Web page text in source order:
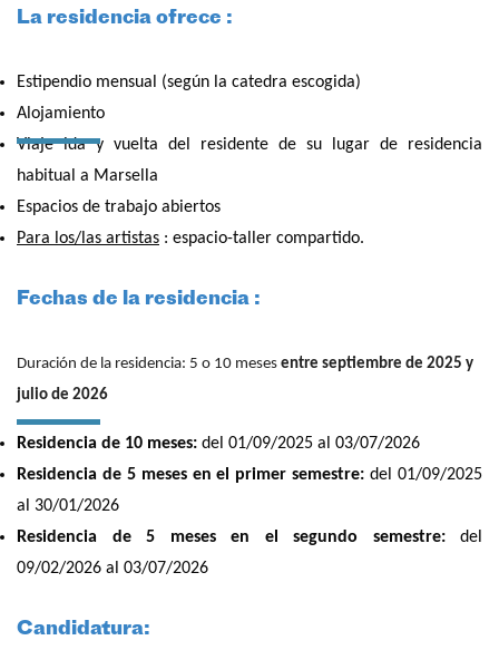
La residencia ofrece :
Estipendio mensual (según la catedra escogida)
Alojamiento
Viaje ida y vuelta del residente de su lugar de residencia
habitual a Marsella
Espacios de trabajo abiertos
Para los/las artistas : espacio-taller compartido.
Fechas de la residencia :
Duración de la residencia: 5 o 10 meses entre septiembre de 2025 y
julio de 2026
Residencia de 10 meses: del 01/09/2025 al 03/07/2026
Residencia de 5 meses en el primer semestre:del 01/09/2025
al 30/01/2026
Residencia de 5 meses en el segundo semestre: del
09/02/2026 al 03/07/2026
Candidatura: